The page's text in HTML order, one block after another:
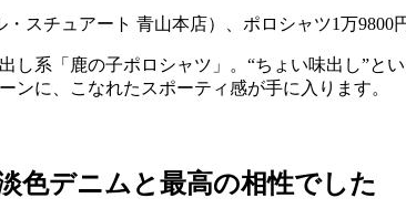
し系「鹿の子ポロシャツ」。“ちょい味出し”
ンに、こなれたスポーティ感が手に入ります。
色デニムと最高の相性でした